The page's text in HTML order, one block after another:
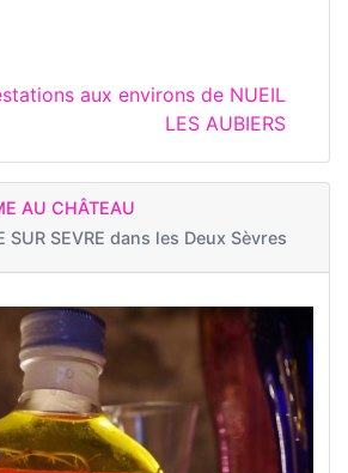
aux environs de NUEIL
LES AUBIERS
AU CHÂTEAU
SUR SEVRE dans les Deux Sèvres